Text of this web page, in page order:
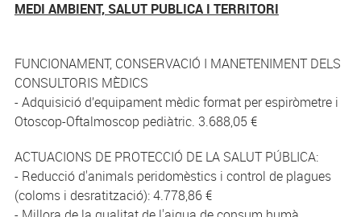
MEDI AMBIENT, SALUT PUBLICA I TERRITORI
FUNCIONAMENT, CONSERVACIÓ I MANETENIMENT DELS
CONSULTORIS MÈDICS
- Adquisició d’equipament mèdic format per espiròmetre i
Otoscop-Oftalmoscop pediàtric. 3.688,05 €
ACTUACIONS DE PROTECCIÓ DE LA SALUT PÚBLICA:
- Reducció d'animals peridomèstics i control de plagues
(coloms i desratització): 4.778,86 €